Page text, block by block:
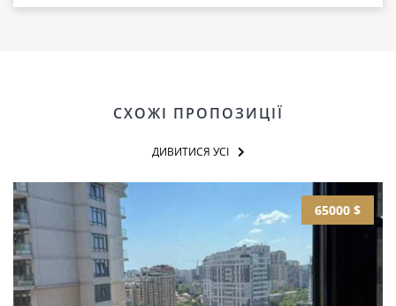
СХОЖІ ПРОПОЗИЦІЇ
ДИВИТИСЯ УСІ
65000 $